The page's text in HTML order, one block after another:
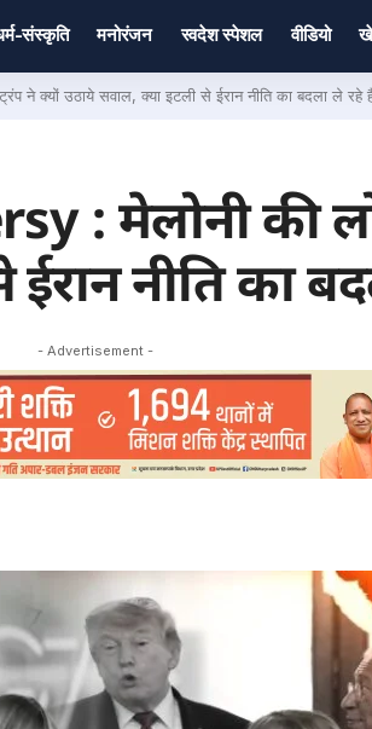
संस्कृति मनोरंजन स्वदेश स्पेशल वीडियो
क्यों उठाये सवाल, क्या इटली से ईरान नीति का बदला ले रहे
मेलोनी की
नीति का
- Advertisement -